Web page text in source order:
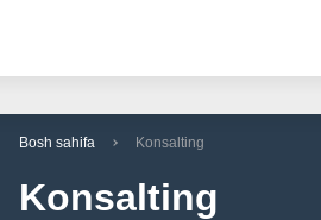
Bosh sahifa Konsalting
Konsalting